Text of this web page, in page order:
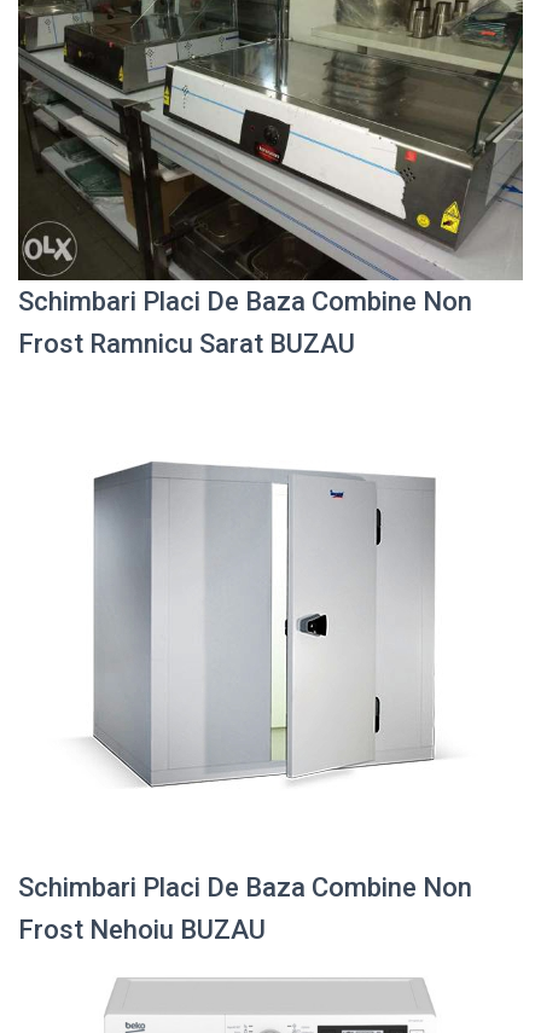
Schimbari Placi De Baza Combine Non
Frost Ramnicu Sarat BUZAU
Schimbari Placi De Baza Combine Non
Frost Nehoiu BUZAU